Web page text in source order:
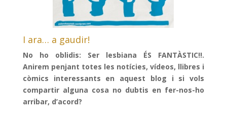
I ara… a gaudir!
No ho oblidis: Ser lesbiana ÉS FANTÀSTIC!!.
Anirem penjant totes les notícies, vídeos, llibres i
còmics interessants en aquest blog i si vols
compartir alguna cosa no dubtis en fer-nos-ho
arribar, d’acord?